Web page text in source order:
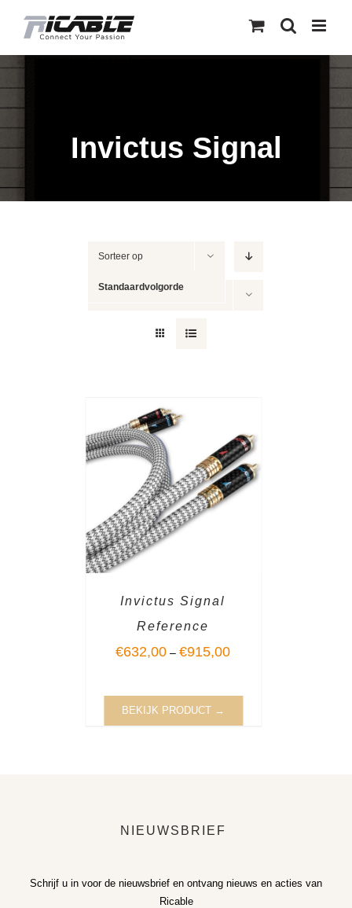
Invictus Signal
Sorteer op
Standaardvolgorde
12 producten
Invictus Signal
Reference
€632,00 –€915,00
BEKIJK PRODUCT →
NIEUWSBRIEF
Schrijf u in voor de nieuwsbrief en ontvang nieuws en acties van
Ricable